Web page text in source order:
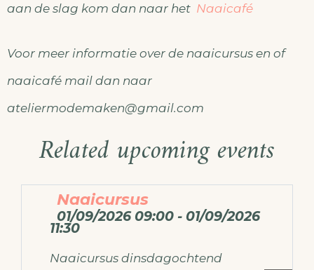
aan de slag kom dan naar het Naaicafé
Voor meer informatie over de naaicursus en of
naaicafé mail dan naar
ateliermodemaken@gmail.com
Related upcoming events
Naaicursus
01/09/2026 09:00 - 01/09/2026
11:30
Naaicursus dinsdagochtend